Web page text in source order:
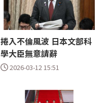
捲入不倫風波 日本文部科
學大臣無意請辭
2026-03-12 15:51